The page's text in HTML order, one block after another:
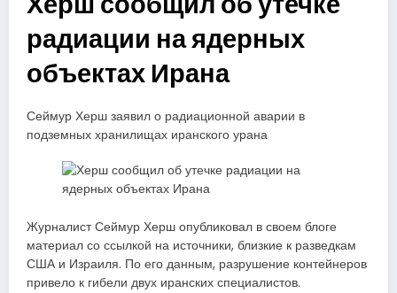
радиации на ядерных
объектах Ирана
Сеймур Херш заявил о радиационной аварии в
подземных хранилищах иранского урана
Журналист Сеймур Херш опубликовал в своем блоге
материал со ссылкой на источники, близкие к разведкам
США и Израиля. По его данным, разрушение контейнеров
привело к гибели двух иранских специалистов.